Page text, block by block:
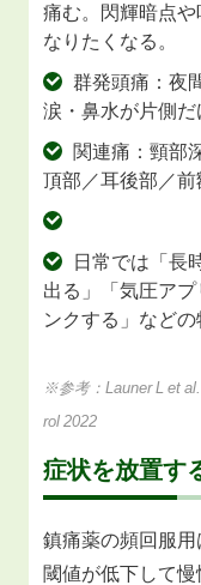
痛む。閃輝暗点
なりたくなる。
群発頭痛：夜
涙・鼻水が片側だ
関連痛：頸部
頂部／耳後部／前
日常では「長
出る」「気圧ア
ンクする」などの
※参考：Launer L et
rol 2022
症状を放置す
鎮痛薬の頻回服
閾値が低下して慢